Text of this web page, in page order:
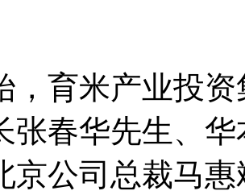
，育米产业投
张春华先生、
京公司总裁马